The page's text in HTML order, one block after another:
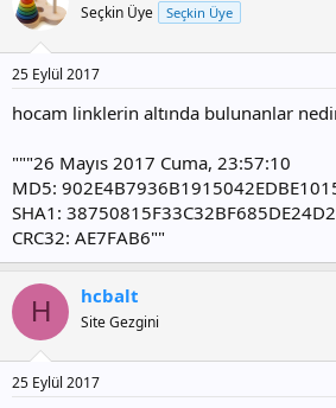
Seçkin Üye Seçkin Üye
25 Eylül 2017
hocam linklerin altında bulunanlar
"""26 Mayıs 2017 Cuma, 23:57:10
MD5:
SHA1:
CRC32: AE7FAB6""
H hcbalt
Site Gezgini
25 Eylül 2017